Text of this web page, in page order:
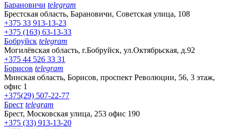
Барановичи telegram
Брестская область, Барановичи, Советская улица, 108
+375 33 913-13-23
+375 (163) 63-13-33
Бобруйск telegram
Могилёвская область, г.Бобруйск, ул.Октябрьская, д.92
+375 44 526 33 31
Борисов telegram
Минская область, Борисов, проспект Революции, 56, 3 этаж,
офис 1
+375(29) 507-22-77
Брест telegram
Брест, Московская улица, 253 офис 190
+375 (33) 913-13-20